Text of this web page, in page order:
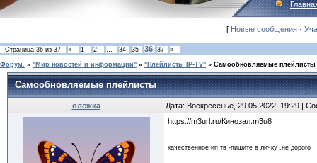
[ Новые сообщения ·
Страница 36 из 37 « 1 2 … 34 35 36 37 »
Форум. » "Мир новостей и информации" » "Плейлисты IP-TV" » Самообновляемые плейлисты
Самообновляемые плейлисты
олежка Дата: Воскресенье, 29.05.2022, 19:29 |
https://m3url.ru/Кинозал.m3u8
качественное ип тв -пишите в личку ,не дорого